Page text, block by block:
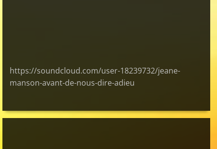
https://soundcloud.com/user-18239732/jeane-
manson-avant-de-nous-dire-adieu